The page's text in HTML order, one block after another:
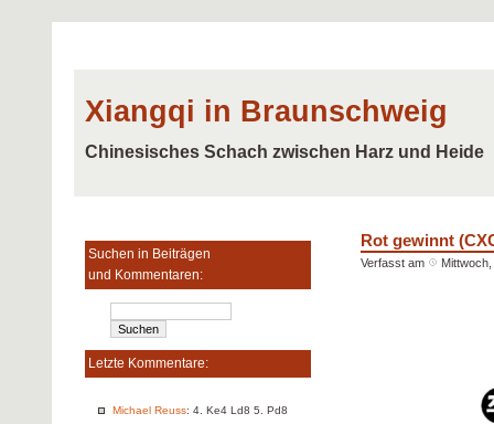
Xiangqi in Braunschweig
Chinesisches Schach zwischen Harz und Heide
Suchen in Beiträgen
und Kommentaren:
Letzte Kommentare:
Michael Reuss: 4. Ke4 Ld8 5. Pd8
Rot gewinnt
Verfasst am